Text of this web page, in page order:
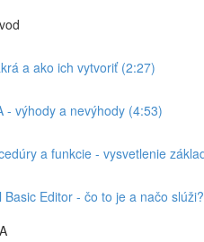
a ako ich vytvoriť (2:27)
- výhody a nevýhody (4:53)
a funkcie - vysvetlenie
Basic Editor - čo to je a načo